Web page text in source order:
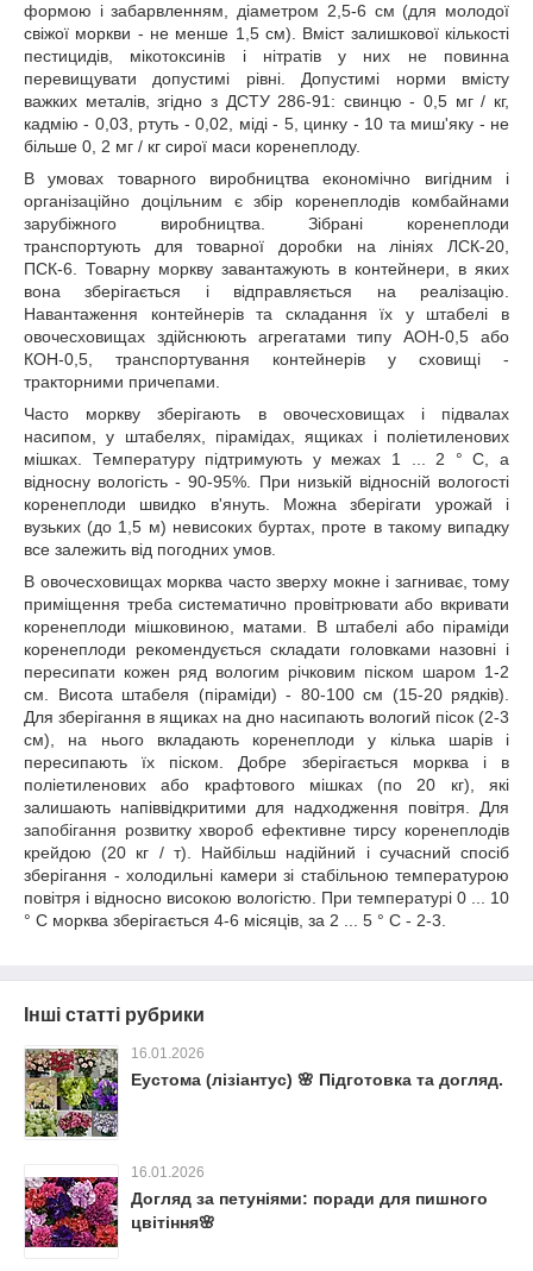
формою і забарвленням, діаметром 2,5-6 см (для молодої
свіжої моркви - не менше 1,5 см). Вміст залишкової кількості
пестицидів, мікотоксинів і нітратів у них не повинна
перевищувати допустимі рівні. Допустимі норми вмісту
важких металів, згідно з ДСТУ 286-91: свинцю - 0,5 мг / кг,
кадмію - 0,03, ртуть - 0,02, міді - 5, цинку - 10 та миш'яку - не
більше 0, 2 мг / кг сирої маси коренеплоду.
В умовах товарного виробництва економічно вигідним і
організаційно доцільним є збір коренеплодів комбайнами
зарубіжного виробництва. Зібрані коренеплоди
транспортують для товарної доробки на лініях ЛСК-20,
ПСК-6. Товарну моркву завантажують в контейнери, в яких
вона зберігається і відправляється на реалізацію.
Навантаження контейнерів та складання їх у штабелі в
овочесховищах здійснюють агрегатами типу АОН-0,5 або
КОН-0,5, транспортування контейнерів у сховищі -
тракторними причепами.
Часто моркву зберігають в овочесховищах і підвалах
насипом, у штабелях, пірамідах, ящиках і поліетиленових
мішках. Температуру підтримують у межах 1 ... 2 ° С, а
відносну вологість - 90-95%. При низькій відносній вологості
коренеплоди швидко в'януть. Можна зберігати урожай і
вузьких (до 1,5 м) невисоких буртах, проте в такому випадку
все залежить від погодних умов.
В овочесховищах морква часто зверху мокне і загниває, тому
приміщення треба систематично провітрювати або вкривати
коренеплоди мішковиною, матами. В штабелі або піраміди
коренеплоди рекомендується складати головками назовні і
пересипати кожен ряд вологим річковим піском шаром 1-2
см. Висота штабеля (піраміди) - 80-100 см (15-20 рядків).
Для зберігання в ящиках на дно насипають вологий пісок (2-3
см), на нього вкладають коренеплоди у кілька шарів і
пересипають їх піском. Добре зберігається морква і в
поліетиленових або крафтового мішках (по 20 кг), які
залишають напіввідкритими для надходження повітря. Для
запобігання розвитку хвороб ефективне тирсу коренеплодів
крейдою (20 кг / т). Найбільш надійний і сучасний спосіб
зберігання - холодильні камери зі стабільною температурою
повітря і відносно високою вологістю. При температурі 0 ... 10
° С морква зберігається 4-6 місяців, за 2 ... 5 ° С - 2-3.
Інші статті рубрики
16.01.2026
Еустома (лізіантус) 🌸 Підготовка та догляд.
16.01.2026
Догляд за петуніями: поради для пишного
цвітіння🌸